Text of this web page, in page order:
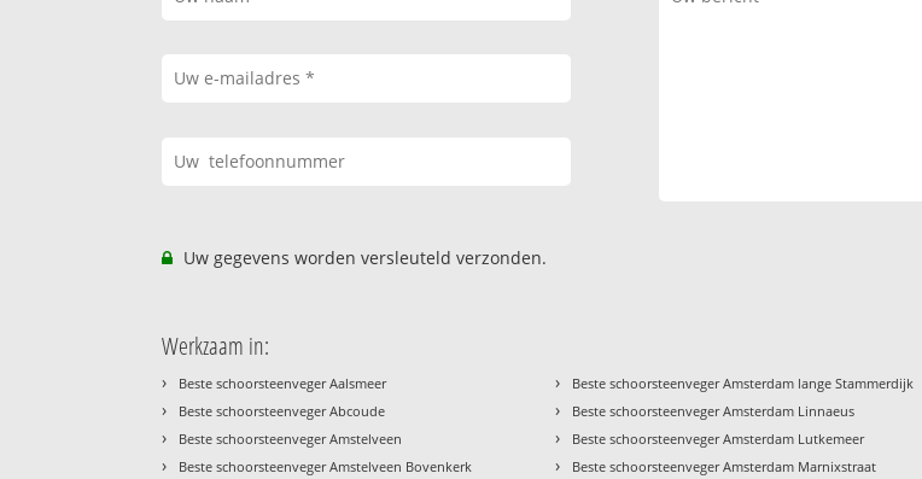
Uw gegevens worden versleuteld verzonden.
Werkzaam in:
› Beste schoorsteenveger Aalsmeer
› Beste schoorsteenveger Abcoude
› Beste schoorsteenveger Amstelveen
› Beste schoorsteenveger Amstelveen Bovenkerk
› Beste schoorsteenveger Amsterdam lange Stammerdijk
› Beste schoorsteenveger Amsterdam Linnaeus
› Beste schoorsteenveger Amsterdam Lutkemeer
› Beste schoorsteenveger Amsterdam Marnixstraat